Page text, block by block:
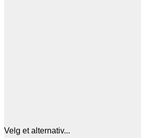
Velg et alternativ...